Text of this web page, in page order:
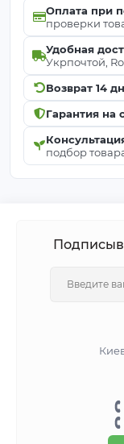
4. В чем
42 плотности?
Это самая
защита от
постоянного
конструкциях,
5. Защищает
вредителей?
Да, защищает.
защиту от
мелким и
Оплата при
проверки
Удобная
Укрпочтой,
Возврат 14
Гарантия на
подбор